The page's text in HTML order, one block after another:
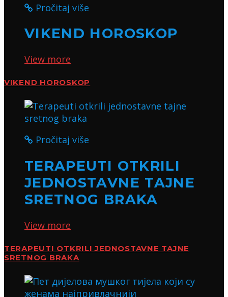
Pročitaj više
VIKEND HOROSKOP
View more
VIKEND HOROSKOP
Pročitaj više
TERAPEUTI OTKRILI
JEDNOSTAVNE TAJNE
SRETNOG BRAKA
View more
TERAPEUTI OTKRILI JEDNOSTAVNE TAJNE
SRETNOG BRAKA